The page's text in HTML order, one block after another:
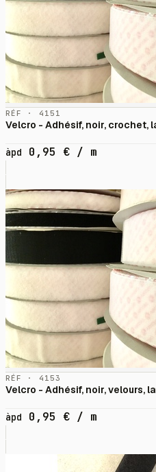
RÉF · 4151
Velcro - Adhésif, noir, crochet,
àpd 0,95 € / m
RÉF · 4153
Velcro - Adhésif, noir, velours,
àpd 0,95 € / m